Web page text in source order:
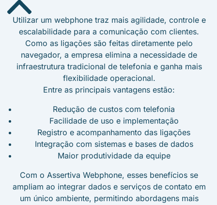
Utilizar um webphone traz mais agilidade, controle e
escalabilidade para a comunicação com clientes.
Como as ligações são feitas diretamente pelo
navegador, a empresa elimina a necessidade de
infraestrutura tradicional de telefonia e ganha mais
flexibilidade operacional.
Entre as principais vantagens estão:
Redução de custos com telefonia
Facilidade de uso e implementação
Registro e acompanhamento das ligações
Integração com sistemas e bases de dados
Maior produtividade da equipe
Com o Assertiva Webphone, esses benefícios se
ampliam ao integrar dados e serviços de contato em
um único ambiente, permitindo abordagens mais